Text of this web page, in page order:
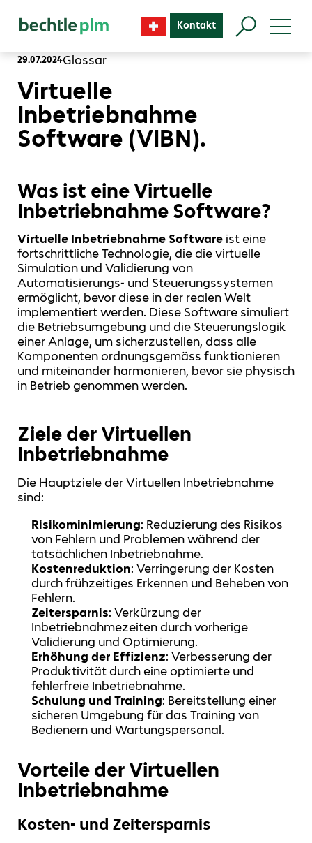
Kontakt
29.07.2024Glossar
Virtuelle
Inbetriebnahme
Software (VIBN).
Was ist eine Virtuelle
Inbetriebnahme Software?
Virtuelle Inbetriebnahme Software ist eine
fortschrittliche Technologie, die die virtuelle
Simulation und Validierung von
Automatisierungs- und Steuerungssystemen
ermöglicht, bevor diese in der realen Welt
implementiert werden. Diese Software simuliert
die Betriebsumgebung und die Steuerungslogik
einer Anlage, um sicherzustellen, dass alle
Komponenten ordnungsgemäss funktionieren
und miteinander harmonieren, bevor sie physisch
in Betrieb genommen werden.
Ziele der Virtuellen
Inbetriebnahme
Die Hauptziele der Virtuellen Inbetriebnahme
sind:
Risikominimierung: Reduzierung des Risikos
von Fehlern und Problemen während der
tatsächlichen Inbetriebnahme.
Kostenreduktion: Verringerung der Kosten
durch frühzeitiges Erkennen und Beheben von
Fehlern.
Zeitersparnis: Verkürzung der
Inbetriebnahmezeiten durch vorherige
Validierung und Optimierung.
Erhöhung der Effizienz: Verbesserung der
Produktivität durch eine optimierte und
fehlerfreie Inbetriebnahme.
Schulung und Training: Bereitstellung einer
sicheren Umgebung für das Training von
Bedienern und Wartungspersonal.
Vorteile der Virtuellen
Inbetriebnahme
Kosten- und Zeitersparnis